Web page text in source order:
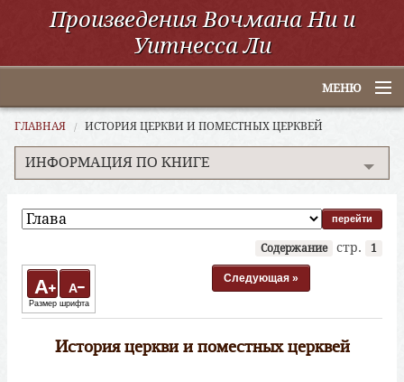
Произведения Вочмана Ни и
Уитнесса Ли
МЕНЮ
Главная
По алфавиту
Электронные книги
ССУО
Поиск
ГЛАВНАЯ ИСТОРИЯ ЦЕРКВИ И ПОМЕСТНЫХ ЦЕРКВЕЙ
ИНФОРМАЦИЯ ПО КНИГЕ
Содержание стр. 1
A A
Размер шрифта
Следующая »
История церкви и поместных церквей